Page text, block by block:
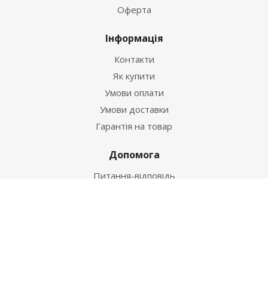
Оферта
Інформація
Контакти
Як купити
Умови оплати
Умови доставки
Гарантія на товар
Допомога
Питання-відповідь